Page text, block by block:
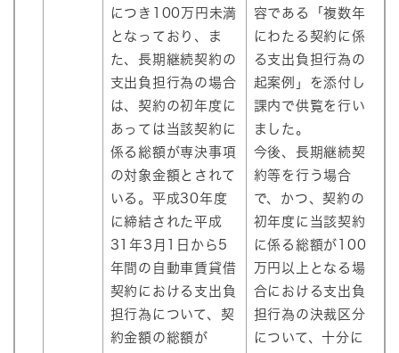
につき100万円未満
となっており、ま
た、長期継続契約の
支出負担行為の場合
は、契約の初年度に
あっては当該契約に
係る総額が専決事項
の対象金額とされて
いる。平成30年度
に締結された平成
31年3月1日から5
年間の自動車賃貸借
契約における支出負
担行為について、契
約金額の総額が
容である「複数年
にわたる契約に係
る支出負担行為の
起案例」を添付し
課内で供覧を行い
ました。
今後、長期継続契
約等を行う場合
で、かつ、契約の
初年度に当該契約
に係る総額が100
万円以上となる場
合における支出負
担行為の決裁区分
について、十分に